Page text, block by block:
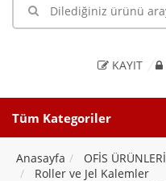
KAYIT
Tüm Kategoriler
Anasayfa OFİS ÜRÜNLERİ
Roller ve Jel Kalemler